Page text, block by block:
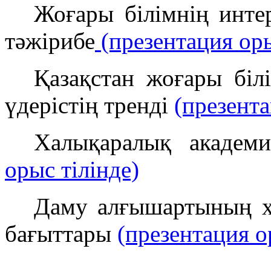
Жоғары білімнің
тәжірибе (презентация
Қазақстан жоғары
үдерістің тренді
Халықаралық
орыс тілінде)
Даму алғышартының
бағыттары (презентация